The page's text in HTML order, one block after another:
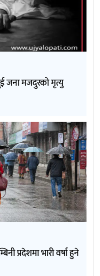
जना मजदुरको मृत्यु
प्रदेशमा भारी वर्षा हुने